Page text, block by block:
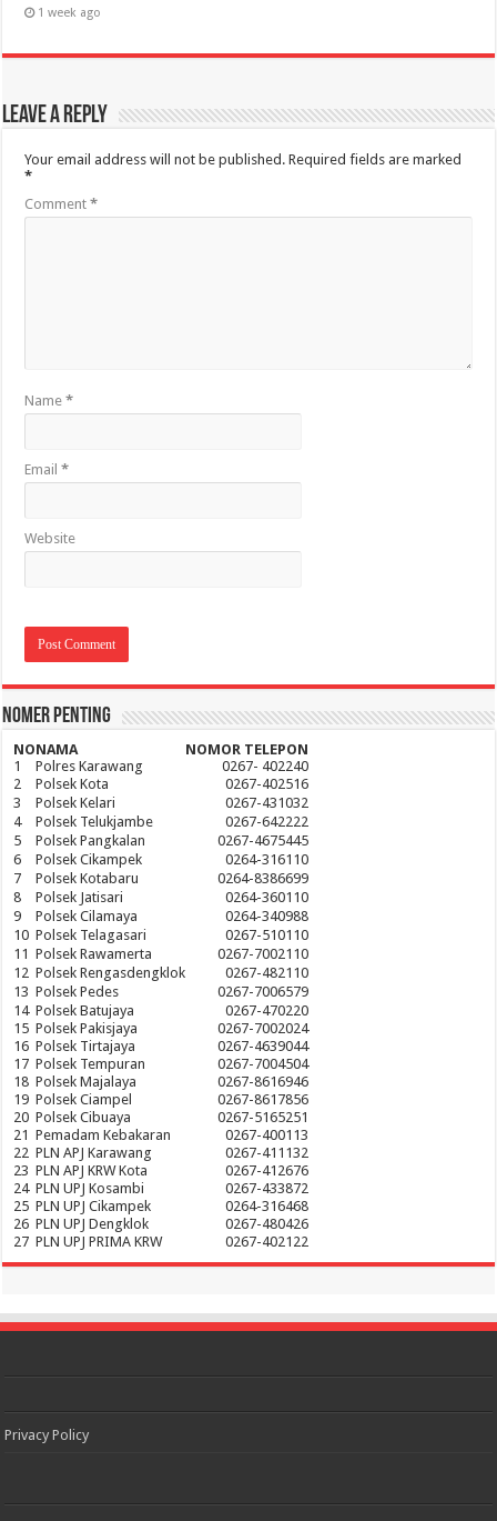
1 week ago
Leave a Reply
Your email address will not be published. Required fields are marked
*
Comment*
Name*
Email*
Website
Nomer Penting
NONAMA
NOMOR TELEPON
1
Polres Karawang
0267- 402240
2
Polsek Kota
0267-402516
3
Polsek Kelari
0267-431032
4
Polsek Telukjambe
0267-642222
5
Polsek Pangkalan
0267-4675445
6
Polsek Cikampek
0264-316110
7
Polsek Kotabaru
0264-8386699
8
Polsek Jatisari
0264-360110
9
Polsek Cilamaya
0264-340988
10 Polsek Telagasari
0267-510110
11 Polsek Rawamerta
0267-7002110
12 Polsek Rengasdengklok
0267-482110
13 Polsek Pedes
0267-7006579
14 Polsek Batujaya
0267-470220
15 Polsek Pakisjaya
0267-7002024
16 Polsek Tirtajaya
0267-4639044
17 Polsek Tempuran
0267-7004504
18 Polsek Majalaya
0267-8616946
19 Polsek Ciampel
0267-8617856
20 Polsek Cibuaya
0267-5165251
21 Pemadam Kebakaran
0267-400113
22 PLN APJ Karawang
0267-411132
23 PLN APJ KRW Kota
0267-412676
24 PLN UPJ Kosambi
0267-433872
25 PLN UPJ Cikampek
0264-316468
26 PLN UPJ Dengklok
0267-480426
27 PLN UPJ PRIMA KRW 0267-402122
Privacy Policy